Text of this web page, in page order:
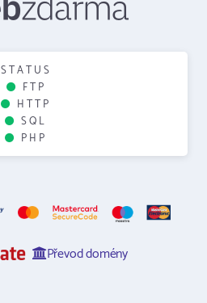
STATUS
FTP
HTTP
SQL
PHP
Převod domény